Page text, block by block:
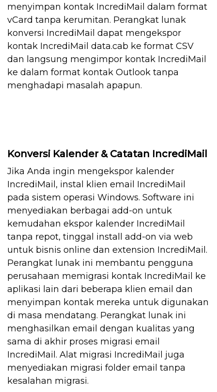
menyimpan kontak IncrediMail dalam format
vCard tanpa kerumitan. Perangkat lunak
konversi IncrediMail dapat mengekspor
kontak IncrediMail data.cab ke format CSV
dan langsung mengimpor kontak IncrediMail
ke dalam format kontak Outlook tanpa
menghadapi masalah apapun.
Konversi Kalender & Catatan IncrediMail
Jika Anda ingin mengekspor kalender
IncrediMail, instal klien email IncrediMail
pada sistem operasi Windows. Software ini
menyediakan berbagai add-on untuk
kemudahan ekspor kalender IncrediMail
tanpa repot, tinggal install add-on via web
untuk bisnis online dan extension IncrediMail.
Perangkat lunak ini membantu pengguna
perusahaan memigrasi kontak IncrediMail ke
aplikasi lain dari beberapa klien email dan
menyimpan kontak mereka untuk digunakan
di masa mendatang. Perangkat lunak ini
menghasilkan email dengan kualitas yang
sama di akhir proses migrasi email
IncrediMail. Alat migrasi IncrediMail juga
menyediakan migrasi folder email tanpa
kesalahan migrasi.